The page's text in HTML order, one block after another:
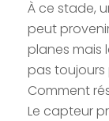
À ce stade,
peut
planes mais
pas toujours
Comment
Le capteur